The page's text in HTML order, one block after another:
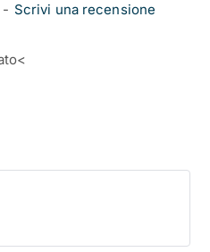
- Scrivi una recensione